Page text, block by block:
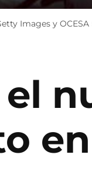
Images y OCESA
el